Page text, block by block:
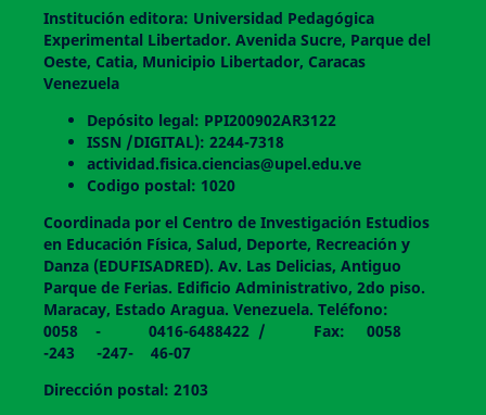
Institución editora: Universidad Pedagógica
Experimental Libertador. Avenida Sucre, Parque del
Oeste, Catia, Municipio Libertador, Caracas
Venezuela
Depósito legal: PPI200902AR3122
ISSN /DIGITAL): 2244-7318
actividad.fisica.ciencias@upel.edu.ve
Codigo postal: 1020
Coordinada por el Centro de Investigación Estudios
en Educación Física, Salud, Deporte, Recreación y
Danza (EDUFISADRED). Av. Las Delicias, Antiguo
Parque de Ferias. Edificio Administrativo, 2do piso.
Maracay, Estado Aragua. Venezuela. Teléfono:
0058 - 0416-6488422 / Fax: 0058
-243 -247- 46-07
Dirección postal: 2103